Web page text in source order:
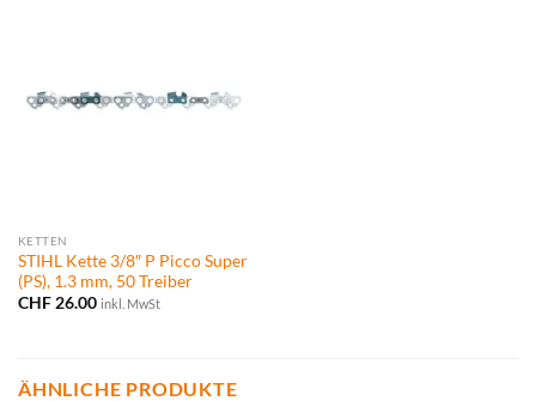
KETTEN
STIHL Kette 3/8″ P Picco Super
(PS), 1.3 mm, 50 Treiber
CHF26.00 inkl. MwSt
ÄHNLICHE PRODUKTE